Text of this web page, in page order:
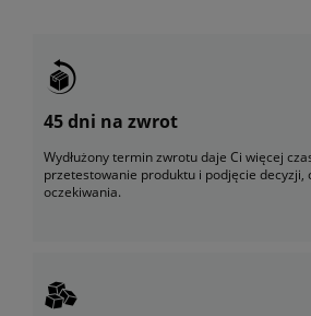
45 dni na zwrot
Wydłużony termin zwrotu daje Ci więcej
przetestowanie produktu i podjęcie decyzji,
oczekiwania.